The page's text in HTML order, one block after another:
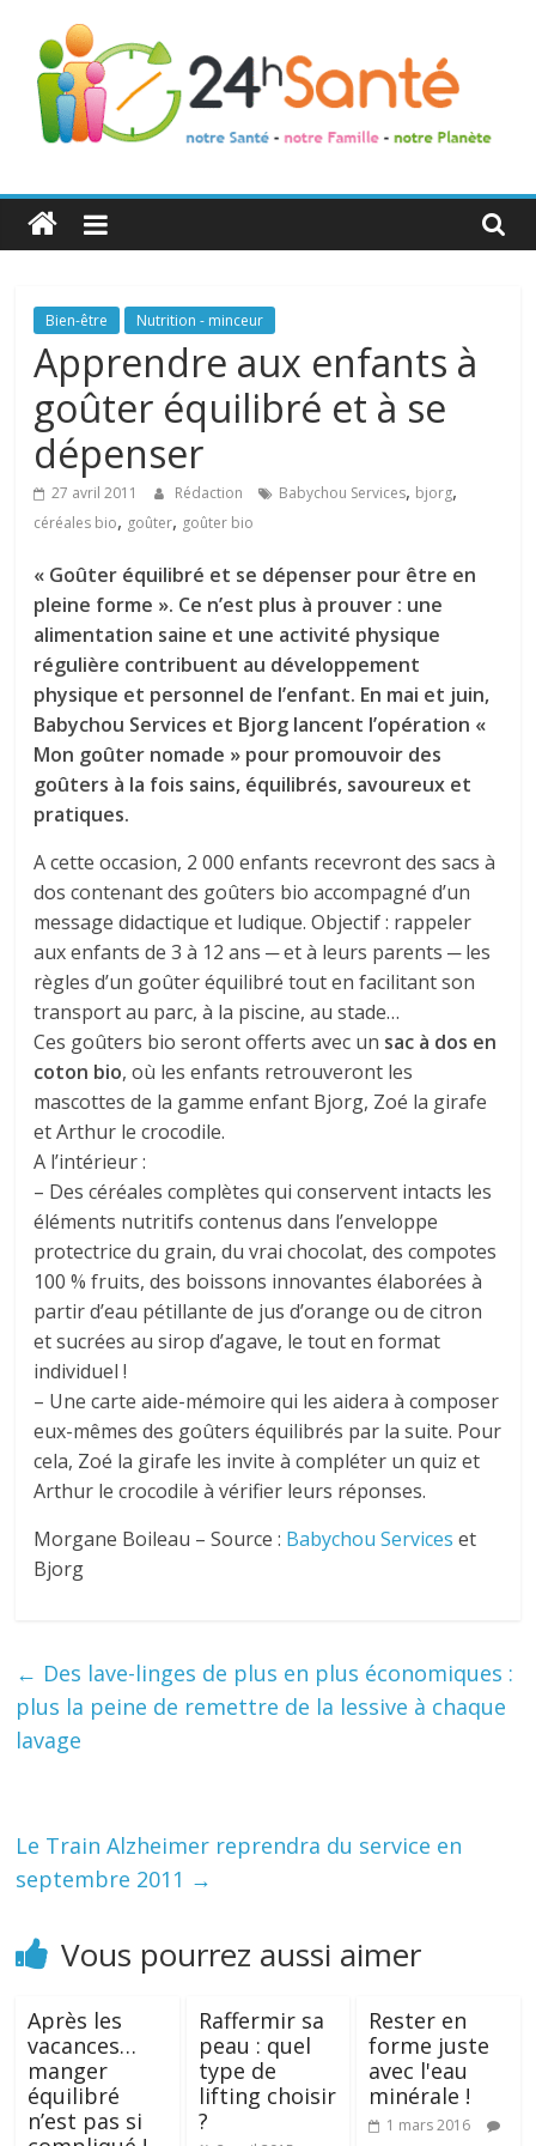
24h
Santé
La
santé
de
toute
famille
Bien-être Nutrition - minceur
Apprendre aux enfants à
goûter équilibré et à se
dépenser
27 avril 2011 Rédaction Babychou Services, bjorg,
céréales bio, goûter, goûter bio
« Goûter équilibré et se dépenser pour être en
pleine forme ». Ce n’est plus à prouver : une
alimentation saine et une activité physique
régulière contribuent au développement
physique et personnel de l’enfant. En mai et juin,
Babychou Services et Bjorg lancent l’opération «
Mon goûter nomade » pour promouvoir des
goûters à la fois sains, équilibrés, savoureux et
pratiques.
A cette occasion, 2 000 enfants recevront des sacs à
dos contenant des goûters bio accompagné d’un
message didactique et ludique. Objectif : rappeler
aux enfants de 3 à 12 ans ─ et à leurs parents ─ les
règles d’un goûter équilibré tout en facilitant son
transport au parc, à la piscine, au stade…
Ces goûters bio seront offerts avec un sac à dos en
coton bio, où les enfants retrouveront les
mascottes de la gamme enfant Bjorg, Zoé la girafe
et Arthur le crocodile.
A l’intérieur :
– Des céréales complètes qui conservent intacts les
éléments nutritifs contenus dans l’enveloppe
protectrice du grain, du vrai chocolat, des compotes
100 % fruits, des boissons innovantes élaborées à
partir d’eau pétillante de jus d’orange ou de citron
et sucrées au sirop d’agave, le tout en format
individuel !
– Une carte aide-mémoire qui les aidera à composer
eux-mêmes des goûters équilibrés par la suite. Pour
cela, Zoé la girafe les invite à compléter un quiz et
Arthur le crocodile à vérifier leurs réponses.
Morgane Boileau – Source : Babychou Services et
Bjorg
← Des lave-linges de plus en plus économiques :
plus la peine de remettre de la lessive à chaque
lavage
Le Train Alzheimer reprendra du service en
septembre 2011 →
Vous pourrez aussi aimer
Après les
vacances…
manger
équilibré
n’est pas si
Raffermir sa
peau : quel
type de
lifting choisir
?
Rester en
forme juste
avec l'eau
minérale !
1 mars 2016